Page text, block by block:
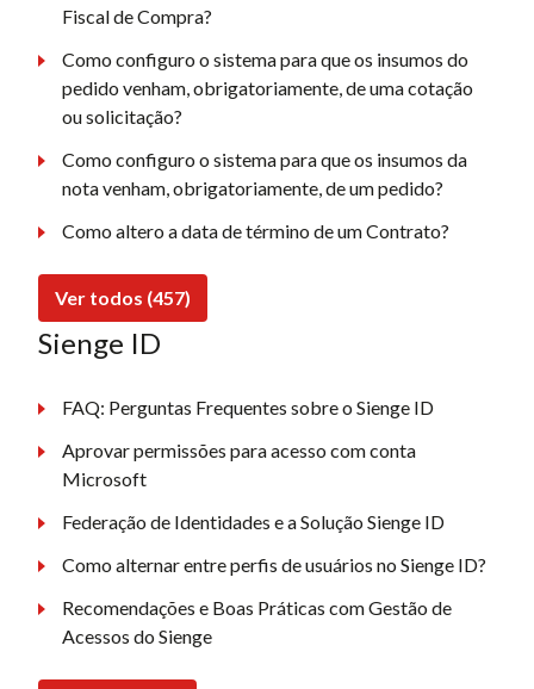
Fiscal de Compra?
Como configuro o sistema para que os insumos do
pedido venham, obrigatoriamente, de uma cotação
ou solicitação?
Como configuro o sistema para que os insumos da
nota venham, obrigatoriamente, de um pedido?
Como altero a data de término de um Contrato?
Ver todos (457)
Sienge ID
FAQ: Perguntas Frequentes sobre o Sienge ID
Aprovar permissões para acesso com conta
Microsoft
Federação de Identidades e a Solução Sienge ID
Como alternar entre perfis de usuários no Sienge ID?
Recomendações e Boas Práticas com Gestão de
Acessos do Sienge